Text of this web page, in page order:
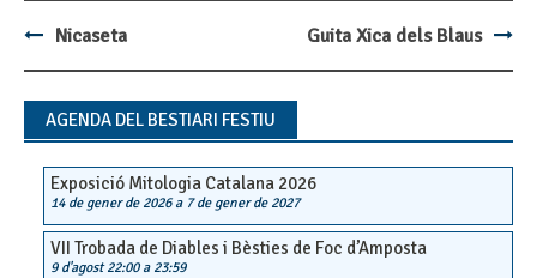
Post
navigation
Nicaseta Guita Xica dels Blaus
AGENDA DEL BESTIARI FESTIU
Exposició Mitologia Catalana 2026
14 de gener de 2026a 7 de gener de 2027
VII Trobada de Diables i Bèsties de Foc d’Amposta
9 d'agost 22:00a 23:59